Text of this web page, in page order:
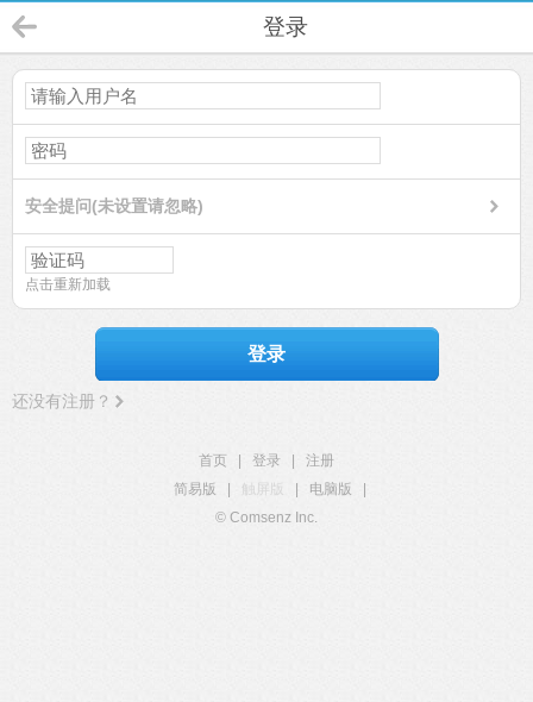
登录
安全提问(未设置请忽略)
点击重新加载
登录
还没有注册？
首页 登录
注册
简易版
触屏版 电脑版
© Comsenz Inc.